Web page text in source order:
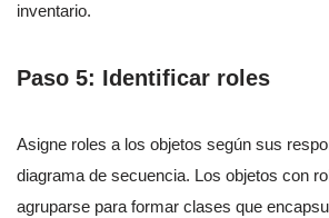
inventario.
Paso 5: Identificar roles
Asigne roles a los objetos según sus
diagrama de secuencia. Los objetos con
agruparse para formar clases que